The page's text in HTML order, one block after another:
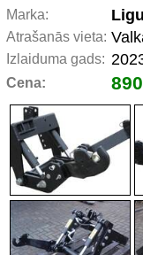
Marka:
Atrašanās vieta:
Izlaiduma gads:
Cena: